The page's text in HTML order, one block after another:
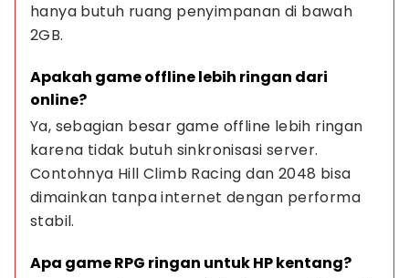
hanya butuh ruang penyimpanan di bawah
2GB.
Apakah game offline lebih ringan dari
online?
Ya, sebagian besar game offline lebih ringan
karena tidak butuh sinkronisasi server.
Contohnya Hill Climb Racing dan 2048 bisa
dimainkan tanpa internet dengan performa
stabil.
Apa game RPG ringan untuk HP kentang?